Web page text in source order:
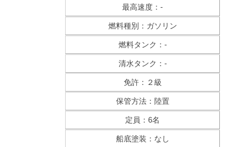
最高速度：-
燃料種別：ガソリン
燃料タンク：-
清水タンク：-
免許：２級
保管方法：陸置
定員：6名
船底塗装：なし